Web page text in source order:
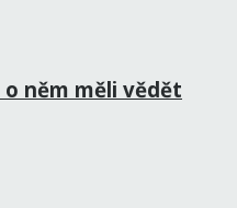
něm měli vědět